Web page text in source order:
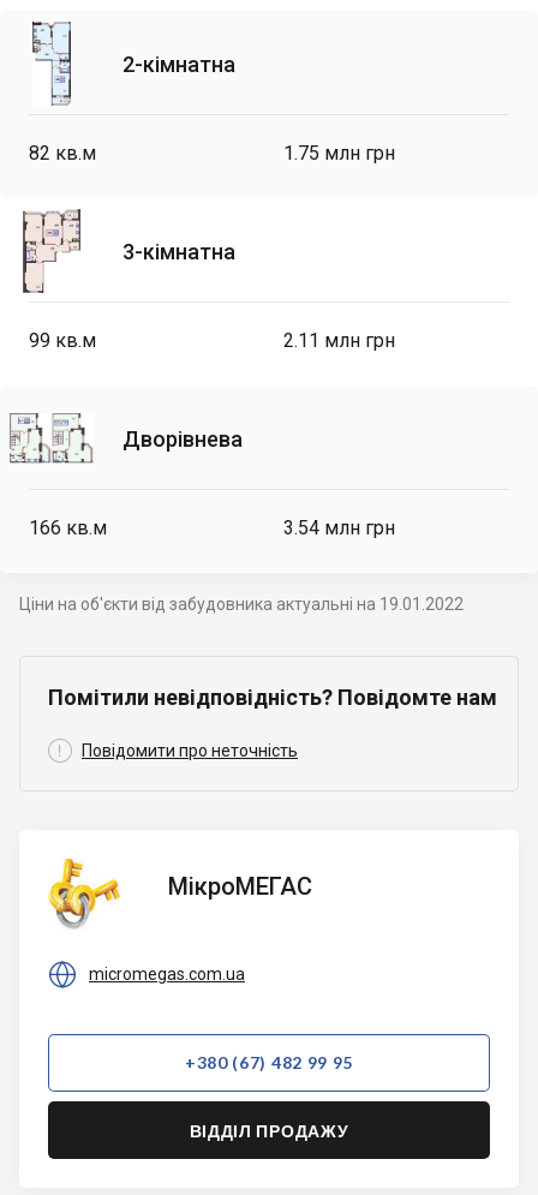
2-кімнатна
82 кв.м 1.75 млн грн
3-кімнатна
99 кв.м 2.11 млн грн
Дворівнева
166 кв.м 3.54 млн грн
Ціни на об'єкти від забудовника актуальні на 19.01.2022
Помітили невідповідність? Повідомте нам
 Повідомити про неточність
МікроМЕГАС
МікроМЕГАС
 micromegas.com.ua
+380 (67) 482 99 95
ВІДДІЛ ПРОДАЖУ